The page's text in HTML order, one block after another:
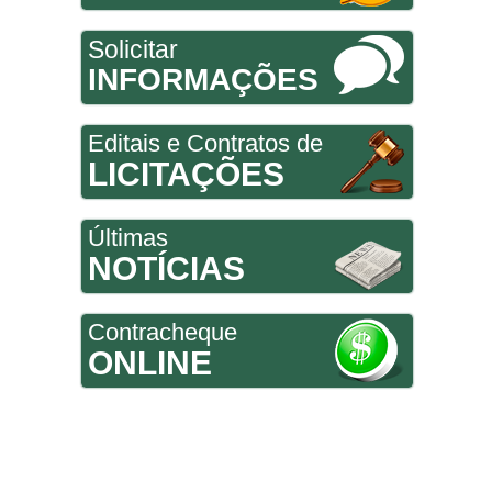
Solicitar
INFORMAÇÕES
Editais e Contratos de
LICITAÇÕES
Últimas
NOTÍCIAS
Contracheque
ONLINE